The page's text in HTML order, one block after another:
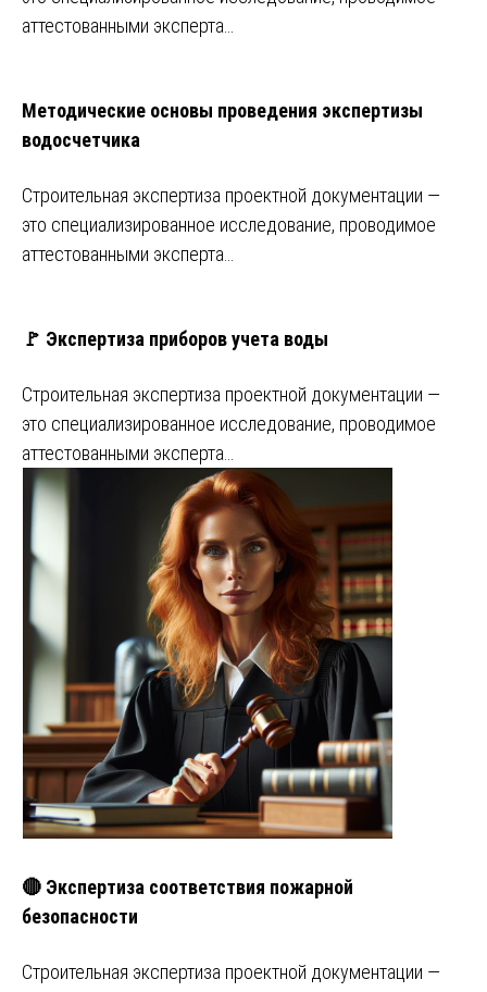
аттестованными эксперта…
Методические основы проведения экспертизы
водосчетчика
Строительная экспертиза проектной документации —
это специализированное исследование, проводимое
аттестованными эксперта…
🚩 Экспертиза приборов учета воды
Строительная экспертиза проектной документации —
это специализированное исследование, проводимое
аттестованными эксперта…
🔴 Экспертиза соответствия пожарной
безопасности
Строительная экспертиза проектной документации —